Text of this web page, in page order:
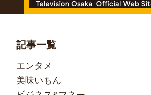
記事一覧
エンタメ
美味いもん